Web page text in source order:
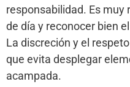
responsabilidad. Es muy
de día y reconocer bien
La discreción y el
que evita desplegar
acampada.